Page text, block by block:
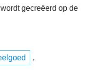
gecreëerd op de
,